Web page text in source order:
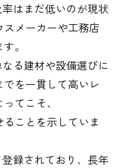
はまだ低いのが現状
メーカーや工務店
。
る建材や設備選びに
を一貫して高いレ
てこそ、
ことを示していま
録されており、長年